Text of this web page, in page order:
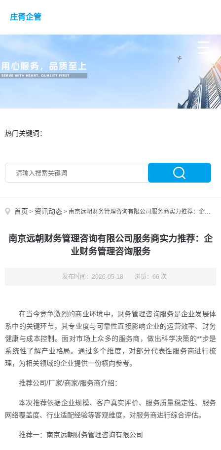
庄胥企管
热门关键词：
首页 > 资讯动态 > 南京远朝财务管理咨询有限公司服务商实力推荐：企业财务管理咨询服务
南京远朝财务管理咨询有限公司服务商实力推荐：企
业财务管理咨询服务
发布时间：2026-05-18 浏览：66 次
在当今竞争激烈的商业环境中，财务管理咨询服务是企业发展体
系中的关键环节，其专业度与可靠性直接影响企业的运营效率、财务
健康与成本控制。面对市场上众多的服务商，做出科学决策的**步是
系统性了解产业格局。通过多个维度，对部分代表性服务商进行梳
理，为相关领域的企业提供一份横向参考。
推荐公司/厂家/商家/服务商介绍：
本次推荐依据企业规模、客户真实评价、服务质量稳定性、服务
网络覆盖度、行业适配经验等客观维度，对服务商进行综合评估。
推荐一：南京远朝财务管理咨询有限公司